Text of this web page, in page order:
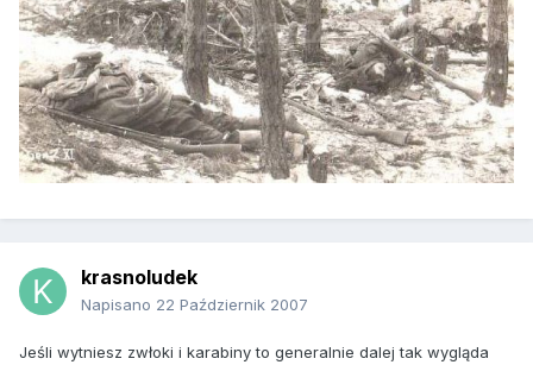
krasnoludek
Napisano 22 Październik 2007
Jeśli wytniesz zwłoki i karabiny to generalnie dalej tak wygląda